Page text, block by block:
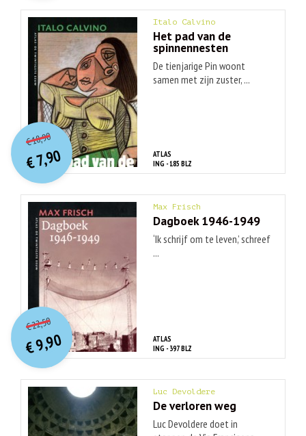
Italo Calvino
Het pad van de
spinnennesten
De tienjarige Pin woont
samen met zijn zuster, ...
ATLAS
ING - 185 BLZ
€18,90O
orspr
onkelijke
prijs
was:
€ 18,90.
€7,90
Huidige
prijs
is:
€ 7,90.
Max Frisch
Dagboek 1946-1949
‘Ik schrijf om te leven,’ schreef
...
ATLAS
ING - 397 BLZ
€22,50O
orspr
onkelijke
prijs
was:
€ 22,50.
€9,90
Huidige
prijs
is:
€ 9,90.
Luc Devoldere
De verloren weg
Luc Devoldere doet in